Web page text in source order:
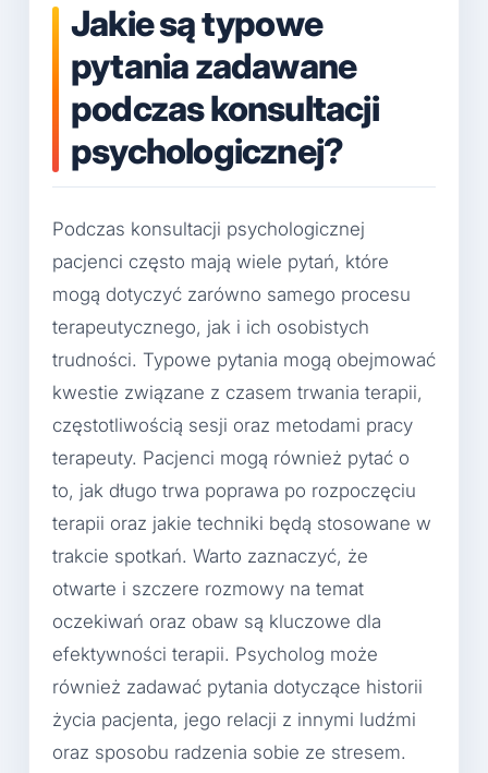
Jakie są typowe
pytania zadawane
podczas konsultacji
psychologicznej?
Podczas konsultacji psychologicznej
pacjenci często mają wiele pytań, które
mogą dotyczyć zarówno samego procesu
terapeutycznego, jak i ich osobistych
trudności. Typowe pytania mogą obejmować
kwestie związane z czasem trwania terapii,
częstotliwością sesji oraz metodami pracy
terapeuty. Pacjenci mogą również pytać o
to, jak długo trwa poprawa po rozpoczęciu
terapii oraz jakie techniki będą stosowane w
trakcie spotkań. Warto zaznaczyć, że
otwarte i szczere rozmowy na temat
oczekiwań oraz obaw są kluczowe dla
efektywności terapii. Psycholog może
również zadawać pytania dotyczące historii
życia pacjenta, jego relacji z innymi ludźmi
oraz sposobu radzenia sobie ze stresem.